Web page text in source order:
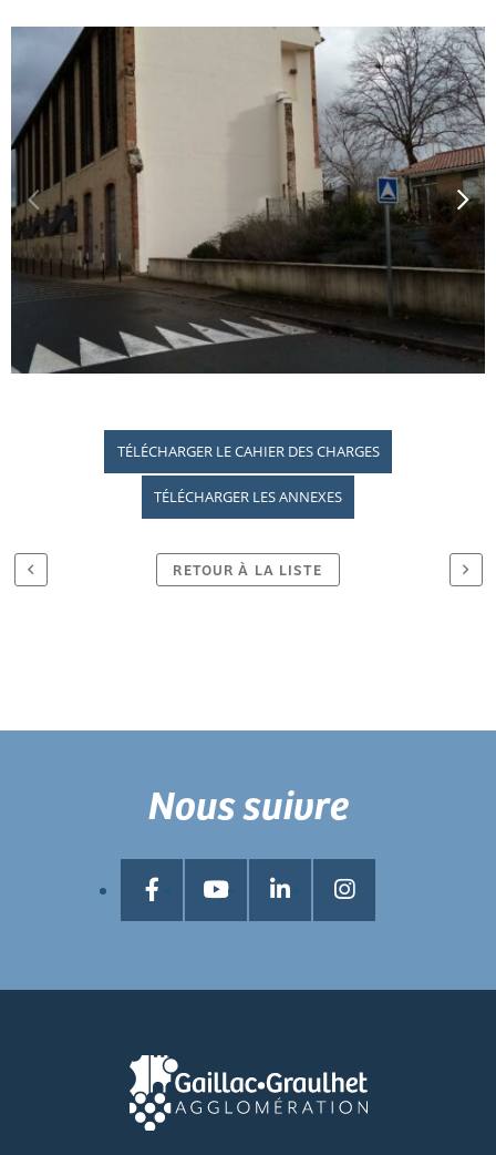
TÉLÉCHARGER LE CAHIER DES CHARGES
TÉLÉCHARGER LES ANNEXES
RETOUR À LA LISTE
Nous suivre